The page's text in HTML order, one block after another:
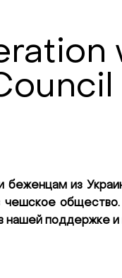
беженцам из
чешское
нашей поддержке и